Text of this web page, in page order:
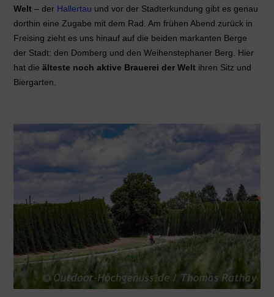
Welt– der Hallertau und vor der Stadterkundung gibt es genau
dorthin eine Zugabe mit dem Rad. Am frühen Abend zurück in
Freising zieht es uns hinauf auf die beiden markanten Berge
der Stadt: den Domberg und den Weihenstephaner Berg. Hier
hat die älteste noch aktive Brauerei der Weltihren Sitz und
Biergarten.